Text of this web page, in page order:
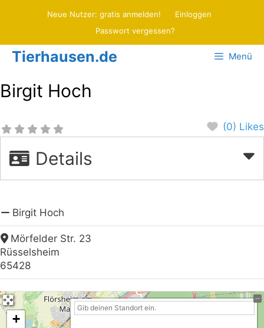
Neue Nutzer: gratis anmelden!
Einloggen
Passwort vergessen?
Tierhausen.de Menü
Birgit Hoch
(0) Likes
Details
Birgit Hoch
Mörfelder Str. 23
Rüsselsheim
65428
+